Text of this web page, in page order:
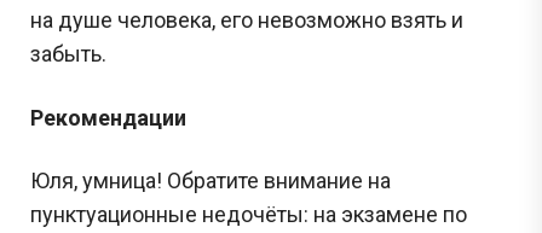
на душе человека, его невозможно взять и
забыть.
Рекомендации
Юля, умница! Обратите внимание на
пунктуационные недочёты: на экзамене по